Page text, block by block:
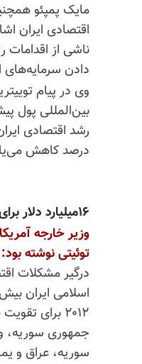
مایک پمپئو
اقتصادی ایران
ناشی از اقدامات
دادن
وی در پیام
بین‌المللی پول
درصد کاهش
۱۶میلیارد دلار برای تقویت بشار اسد
وزیرخارجهآمریکا
توئیتینوشتهبود:
درگیر مشکلات
۲۰۱۲ برای
جمهوری سوریه،
سوریه، عراق و